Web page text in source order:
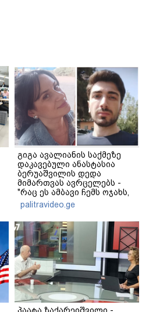
გიგა ავალიანის საქმეზე
დაკავებული ანასტასია
ბერუაშვილის დედა
მიმართვას ავრცელებს -
"რაც ეს ამბავი ჩემს ოჯახს,
ჩემს ანასტასიას გადახდა
თავს, მის მერე მე მე არ
ვარ"
palitravideo.ge